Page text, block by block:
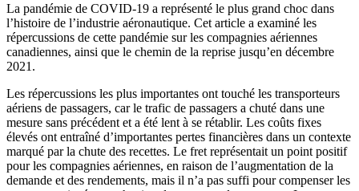
La pandémie de COVID-19 a représenté le plus grand choc dans
l’histoire de l’industrie aéronautique. Cet article a examiné les
répercussions de cette pandémie sur les compagnies aériennes
canadiennes, ainsi que le chemin de la reprise jusqu’en décembre
2021.
Les répercussions les plus importantes ont touché les transporteurs
aériens de passagers, car le trafic de passagers a chuté dans une
mesure sans précédent et a été lent à se rétablir. Les coûts fixes
élevés ont entraîné d’importantes pertes financières dans un contexte
marqué par la chute des recettes. Le fret représentait un point positif
pour les compagnies aériennes, en raison de l’augmentation de la
demande et des rendements, mais il n’a pas suffi pour compenser les